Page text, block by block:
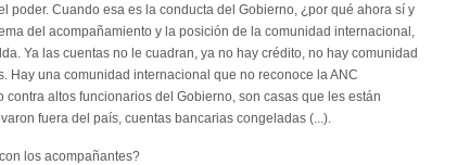
poder. Cuando esa es la conducta del Gobierno, ¿por qué ahora sí y
del acompañamiento y la posición de la comunidad internacional,
Ya las cuentas no le cuadran, ya no hay crédito, no hay comunidad
Hay una comunidad internacional que no reconoce la ANC
altos funcionarios del Gobierno, son casas que les están
fuera del país, cuentas bancarias congeladas (...).
los acompañantes?